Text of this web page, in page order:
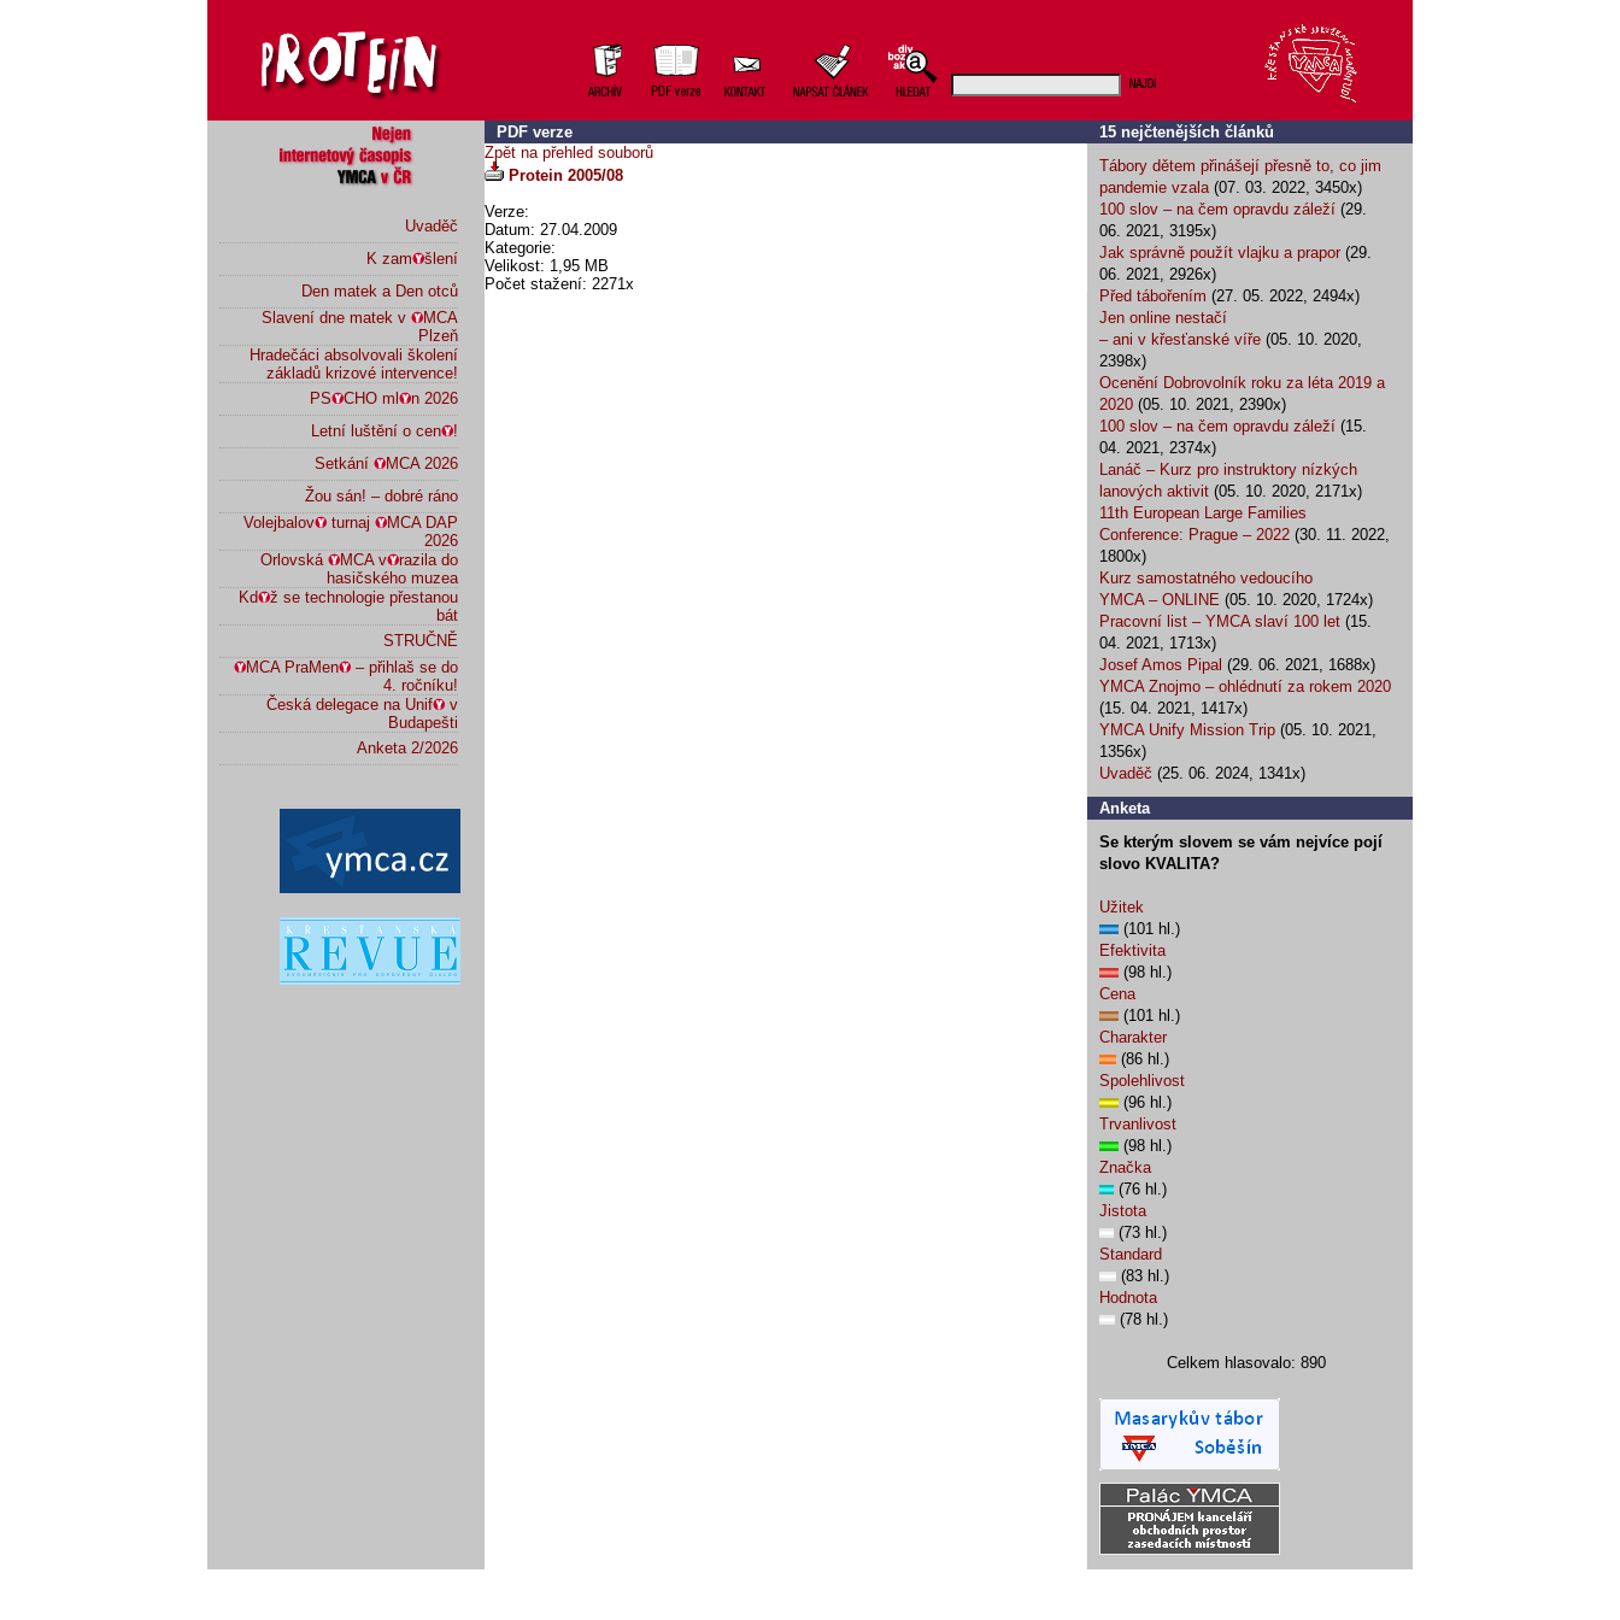
Uvaděč
K zam
šlení
Den matek a Den otců
Slavení dne matek v
MCA
Plzeň
Hradečáci absolvovali školení
základů krizové intervence!
PS
CHO ml
n 2026
Letní luštění o cen
!
Setkání
MCA 2026
Žou sán! – dobré ráno
Volejbalov
turnaj
MCA DAP
2026
Orlovská
MCA v
razila do
hasičského muzea
Kd
ž se technologie přestanou
bát
STRUČNĚ
MCA PraMen
– přihlaš se do
4. ročníku!
Česká delegace na Unif
v
Budapešti
Anketa 2/2026
PDF verze
Zpět na přehled souborů
Protein 2005/08
Verze:
Datum: 27.04.2009
Kategorie:
Velikost: 1,95 MB
Počet stažení: 2271x
15 nejčtenějších článků
Tábory dětem přinášejí přesně to, co jim
pandemie vzala(07. 03. 2022, 3450x)
100 slov – na čem opravdu záleží (29.
06. 2021, 3195x)
Jak správně použít vlajku a prapor (29.
06. 2021, 2926x)
Před tábořením (27. 05. 2022, 2494x)
Jen online nestačí
– ani v křesťanské víře (05. 10. 2020,
2398x)
Ocenění Dobrovolník roku za léta 2019 a
2020 (05. 10. 2021, 2390x)
100 slov – na čem opravdu záleží (15.
04. 2021, 2374x)
Lanáč – Kurz pro instruktory nízkých
lanových aktivit (05. 10. 2020, 2171x)
11th European Large Families
Conference: Prague – 2022 (30. 11. 2022,
1800x)
Kurz samostatného vedoucího
YMCA – ONLINE (05. 10. 2020, 1724x)
Pracovní list – YMCA slaví 100 let (15.
04. 2021, 1713x)
Josef Amos Pipal (29. 06. 2021, 1688x)
YMCA Znojmo – ohlédnutí za rokem 2020
(15. 04. 2021, 1417x)
YMCA Unify Mission Trip (05. 10. 2021,
1356x)
Uvaděč (25. 06. 2024, 1341x)
Anketa
Se kterým slovem se vám nejvíce pojí
slovo KVALITA?
Užitek
(101 hl.)
Efektivita
(98 hl.)
Cena
(101 hl.)
Charakter
(86 hl.)
Spolehlivost
(96 hl.)
Trvanlivost
(98 hl.)
Značka
(76 hl.)
Jistota
(73 hl.)
Standard
(83 hl.)
Hodnota
(78 hl.)
Celkem hlasovalo: 890